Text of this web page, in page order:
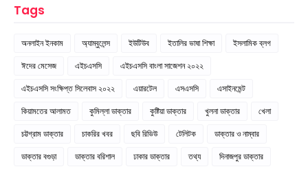
Tags
অনলাইন ইনকাম অ্যাম্বুলেন্স ইউটিউব ইতালির ভাষা শিক্ষা
ইসলামিক ব্লগ
ঈদের মেসেজ
এইচএসসি
এইচএসসি বাংলা সাজেশন ২০২২
এইচএসসি সংক্ষিপ্ত সিলেবাস ২০২২
এয়ারটেল এসএসসি
এসাইনমেন্ট
কিয়ামতের আলামত
কুমিল্লা ডাক্তার কুষ্টিয়া ডাক্তার খুলনা ডাক্তার
খেলা
চট্টগ্রাম ডাক্তার
চাকরির খবর ছবি রিভিউ টেলিটক
ডাক্তার ও নাম্বার
ডাক্তার বগুড়া
ডাক্তার বরিশাল ঢাকার ডাক্তার তথ্য
দিনাজপুর ডাক্তার